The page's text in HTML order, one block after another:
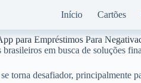
Início Cartões
para Empréstimos Para
em busca de soluções
se torna desafiador, principalmente